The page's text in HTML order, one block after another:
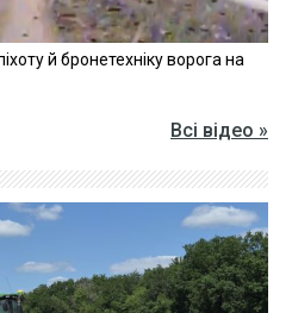
й бронетехніку ворога на
Всі відео »